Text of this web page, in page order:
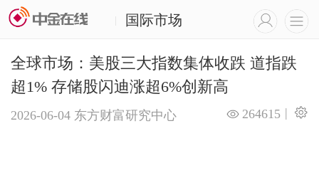
国际市场
全球市场：美股三大指数集体收跌 道指跌
超1% 存储股闪迪涨超6%创新高
2026-06-04 东方财富研究中心 |
264615